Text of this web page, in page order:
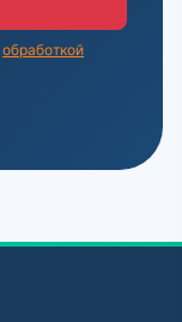
обработкой